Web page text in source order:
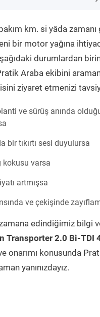
km. si yâda
bir motor yağına
durumlardan birini
Araba ekibini
ziyaret etmenizi
ve sürüş anında
bir tıkırtı sesi duyulursa
kokusu varsa
artmışsa
ve çekişinde
edindiğimiz bilgi
Transporter 2.0 Bi-TDI
ve onarımı konusunda
yanınızdayız.